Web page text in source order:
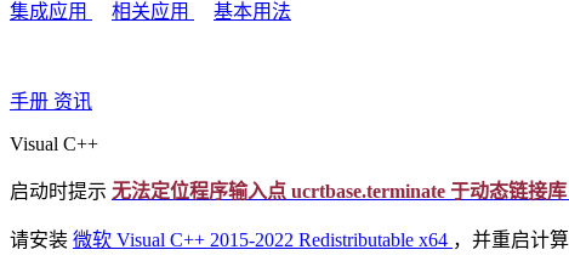
集成应用 相关应用 基本用法
手册 资讯
Visual C++
启动时提示 无法定位程序输入点 ucrtbase.terminate 于动态链接
请安装 微软 Visual C++ 2015-2022 Redistributable x64 ，并重启计算